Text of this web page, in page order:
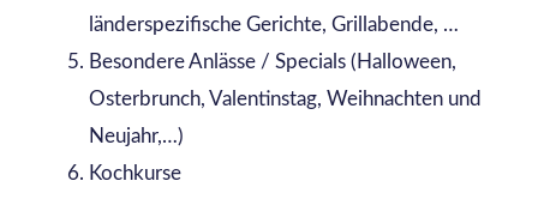
länderspezifische Gerichte, Grillabende, …
Besondere Anlässe / Specials (Halloween,
Osterbrunch, Valentinstag, Weihnachten und
Neujahr,…)
Kochkurse